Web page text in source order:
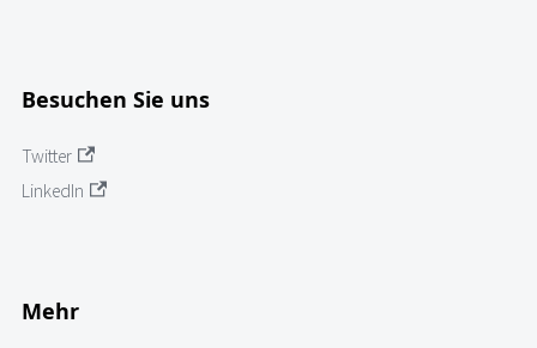
Besuchen Sie uns
Twitter
LinkedIn
Mehr